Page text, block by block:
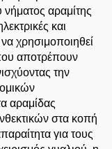
νήματος αραμίτης
και
χρησιμοποιηθεί
αποτρέπουν
την
αραμίδας
στα κοπή
για τους